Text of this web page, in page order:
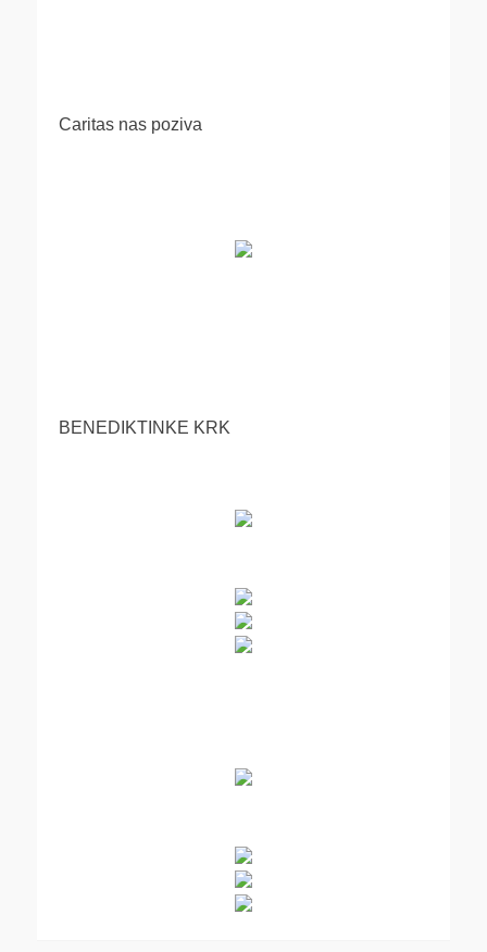
Caritas nas poziva
BENEDIKTINKE KRK